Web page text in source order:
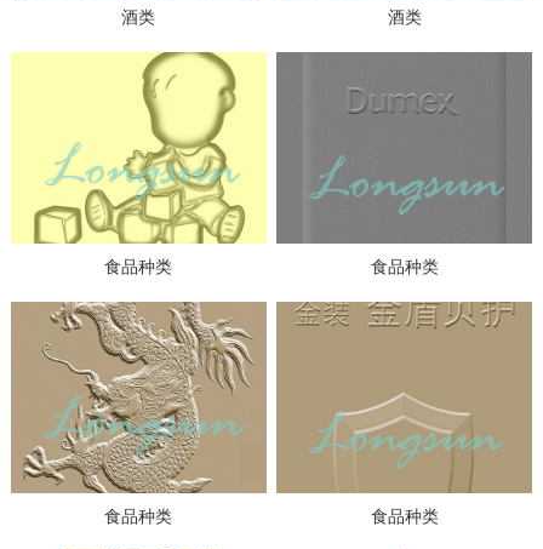
酒类 酒类
食品种类 食品种类
食品种类 食品种类